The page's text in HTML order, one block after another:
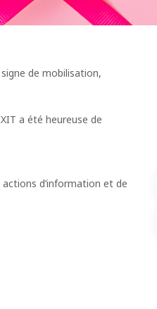
de mobilisation,
a été heureuse de
d’information et de